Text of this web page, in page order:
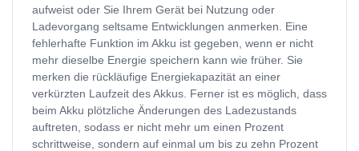
aufweist oder Sie Ihrem Gerät bei Nutzung oder
Ladevorgang seltsame Entwicklungen anmerken. Eine
fehlerhafte Funktion im Akku ist gegeben, wenn er nicht
mehr dieselbe Energie speichern kann wie früher. Sie
merken die rückläufige Energiekapazität an einer
verkürzten Laufzeit des Akkus. Ferner ist es möglich, dass
beim Akku plötzliche Änderungen des Ladezustands
auftreten, sodass er nicht mehr um einen Prozent
schrittweise, sondern auf einmal um bis zu zehn Prozent